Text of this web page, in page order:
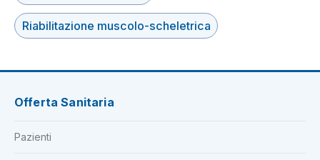
Riabilitazione muscolo-scheletrica
Offerta Sanitaria
Pazienti